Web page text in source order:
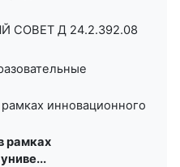
СОВЕТ Д 24.2.392.08
инновационного
рамках